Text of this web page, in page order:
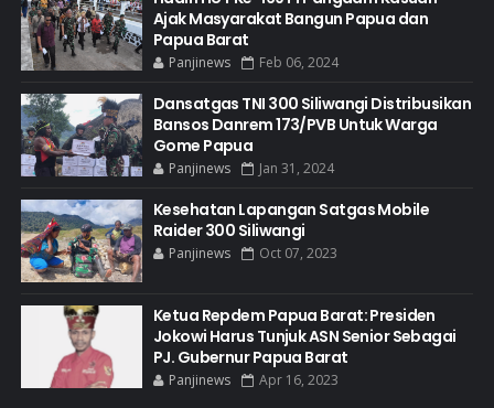
Ajak Masyarakat Bangun Papua dan
Papua Barat
Panjinews Feb 06, 2024
Dansatgas TNI 300 Siliwangi Distribusikan
Bansos Danrem 173/PVB Untuk Warga
Gome Papua
Panjinews Jan 31, 2024
Kesehatan Lapangan Satgas Mobile
Raider 300 Siliwangi
Panjinews Oct 07, 2023
Ketua Repdem Papua Barat: Presiden
Jokowi Harus Tunjuk ASN Senior Sebagai
PJ. Gubernur Papua Barat
Panjinews Apr 16, 2023